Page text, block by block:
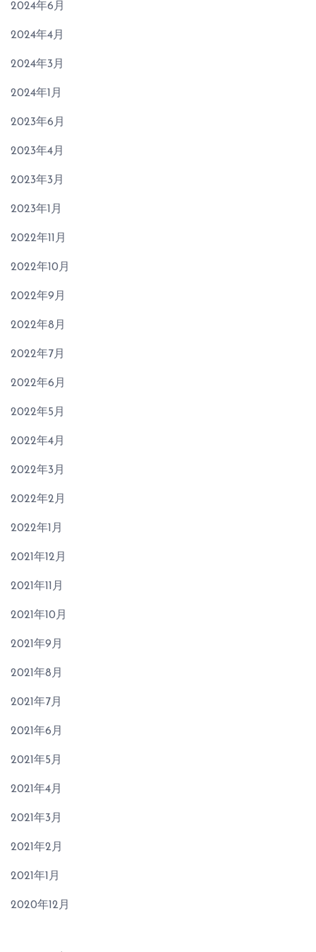
2024年6月
2024年4月
2024年3月
2024年1月
2023年6月
2023年4月
2023年3月
2023年1月
2022年11月
2022年10月
2022年9月
2022年8月
2022年7月
2022年6月
2022年5月
2022年4月
2022年3月
2022年2月
2022年1月
2021年12月
2021年11月
2021年10月
2021年9月
2021年8月
2021年7月
2021年6月
2021年5月
2021年4月
2021年3月
2021年2月
2021年1月
2020年12月